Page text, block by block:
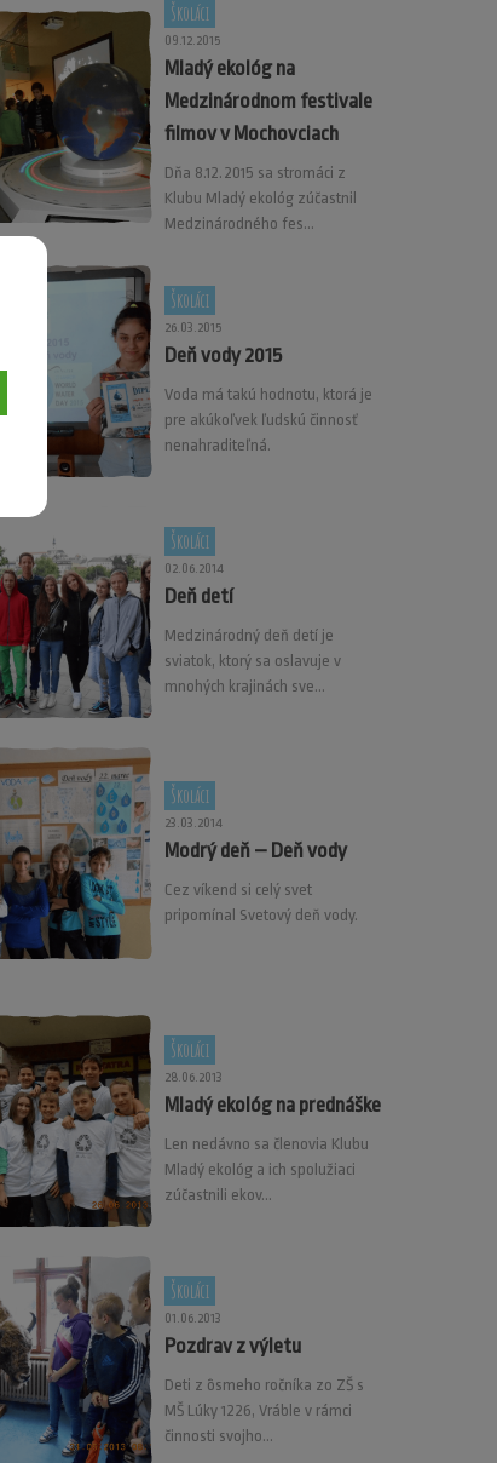
Školáci
09.12.2015
Mladý ekológ na
Medzinárodnom festivale
filmov v Mochovciach
Dňa 8.12.2015 sa stromáci z
Klubu Mladý ekológ zúčastnil
Medzinárodného fes...
Školáci
26.03.2015
Deň vody 2015
Voda má takú hodnotu, ktorá je
pre akúkoľvek ľudskú činnosť
nenahraditeľná.
Školáci
02.06.2014
Deň detí
Medzinárodný deň detí je
sviatok, ktorý sa oslavuje v
mnohých krajinách sve...
Školáci
23.03.2014
Modrý deň – Deň vody
Cez víkend si celý svet
pripomínal Svetový deň vody.
Školáci
28.06.2013
Mladý ekológ na prednáške
Len nedávno sa členovia Klubu
Mladý ekológ a ich spolužiaci
zúčastnili ekov...
Školáci
01.06.2013
Pozdrav z výletu
Deti z ôsmeho ročníka zo ZŠ s
MŠ Lúky 1226, Vráble v rámci
činnosti svojho...